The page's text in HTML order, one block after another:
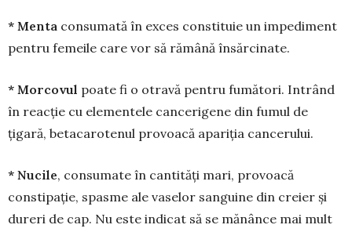
* Menta consumată în exces constituie un impediment
pentru femeile care vor să rămână însărcinate.
* Morcovul poate fi o otravă pentru fumători. Intrând
în reacție cu elementele cancerigene din fumul de
țigară, betacarotenul provoacă apariția cancerului.
* Nucile, consumate în cantități mari, pro­voacă
constipație, spasme ale vaselor sanguine din creier și
dureri de cap. Nu este indicat să se mă­nânce mai mult